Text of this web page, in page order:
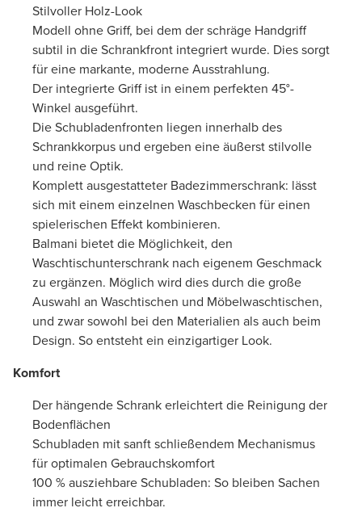
Stilvoller Holz-Look
Modell ohne Griff, bei dem der schräge Handgriff
subtil in die Schrankfront integriert wurde. Dies sorgt
für eine markante, moderne Ausstrahlung.
Der integrierte Griff ist in einem perfekten 45°-
Winkel ausgeführt.
Die Schubladenfronten liegen innerhalb des
Schrankkorpus und ergeben eine äußerst stilvolle
und reine Optik.
Komplett ausgestatteter Badezimmerschrank: lässt
sich mit einem einzelnen Waschbecken für einen
spielerischen Effekt kombinieren.
Balmani bietet die Möglichkeit, den
Waschtischunterschrank nach eigenem Geschmack
zu ergänzen. Möglich wird dies durch die große
Auswahl an Waschtischen und Möbelwaschtischen,
und zwar sowohl bei den Materialien als auch beim
Design. So entsteht ein einzigartiger Look.
Komfort
Der hängende Schrank erleichtert die Reinigung der
Bodenflächen
Schubladen mit sanft schließendem Mechanismus
für optimalen Gebrauchskomfort
100 % ausziehbare Schubladen: So bleiben Sachen
immer leicht erreichbar.